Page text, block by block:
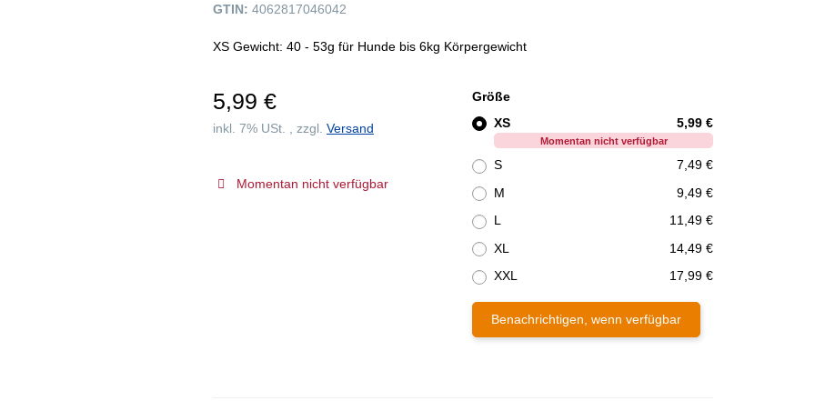
GTIN: 4062817046042
XS Gewicht: 40 - 53g für Hunde bis 6kg Körpergewicht
5,99 €
inkl. 7% USt. , zzgl. Versand
Momentan nicht verfügbar
Größe
XS
5,99 €
Momentan nicht verfügbar
S
7,49 €
M
9,49 €
L
11,49 €
XL
14,49 €
XXL
17,99 €
Benachrichtigen, wenn verfügbar